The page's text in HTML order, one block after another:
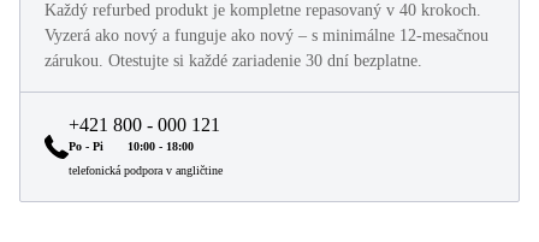
Každý refurbed produkt je kompletne repasovaný v 40 krokoch.
Vyzerá ako nový a funguje ako nový – s minimálne 12-mesačnou
zárukou. Otestujte si každé zariadenie 30 dní bezplatne.
+421 800 - 000 121
Po - Pi
10:00 - 18:00
telefonická podpora v angličtine